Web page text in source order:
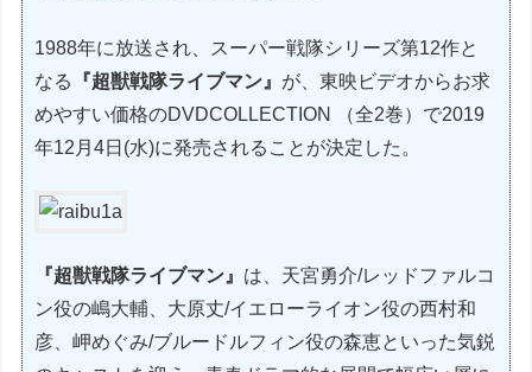
1988年に放送され、スーパー戦隊シリーズ第12作と
なる
『超獣戦隊ライブマン』 が、東映ビデオからお求
めやすい価格のDVDCOLLECTION （全2巻）で2019
年12月4日(水)に発売されることが決定した。
『超獣戦隊ライブマン』 は、天宮勇介/レッドファルコ
ン役の嶋大輔、大原丈/イエローライオン役の西村和
彦、岬めぐみ/ブルードルフィン役の森恵といった気鋭